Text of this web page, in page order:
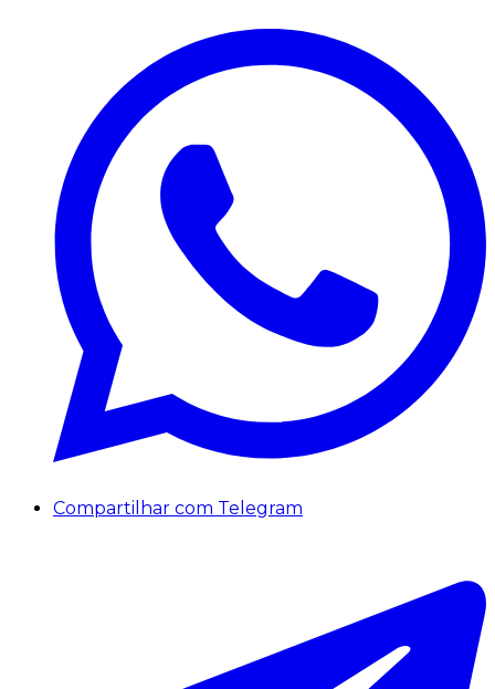
Compartilhar com Telegram